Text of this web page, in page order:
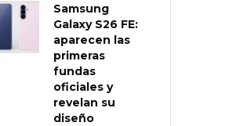
Samsung
Galaxy S26 FE:
aparecen las
primeras
fundas
oficiales y
revelan su
diseño